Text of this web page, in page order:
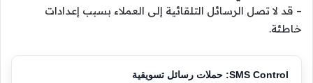
– قد لا تصل الرسائل التلقائية إلى العملاء بسبب إعدادات
خاطئة.
SMS Control: حملات رسائل تسويقية